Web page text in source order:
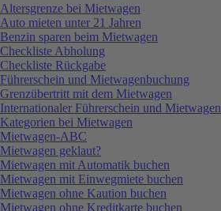
Altersgrenze bei Mietwagen
Auto mieten unter 21 Jahren
Benzin sparen beim Mietwagen
Checkliste Abholung
Checkliste Rückgabe
Führerschein und Mietwagenbuchung
Grenzübertritt mit dem Mietwagen
Internationaler Führerschein und Mietwagen
Kategorien bei Mietwagen
Mietwagen-ABC
Mietwagen geklaut?
Mietwagen mit Automatik buchen
Mietwagen mit Einwegmiete buchen
Mietwagen ohne Kaution buchen
Mietwagen ohne Kreditkarte buchen